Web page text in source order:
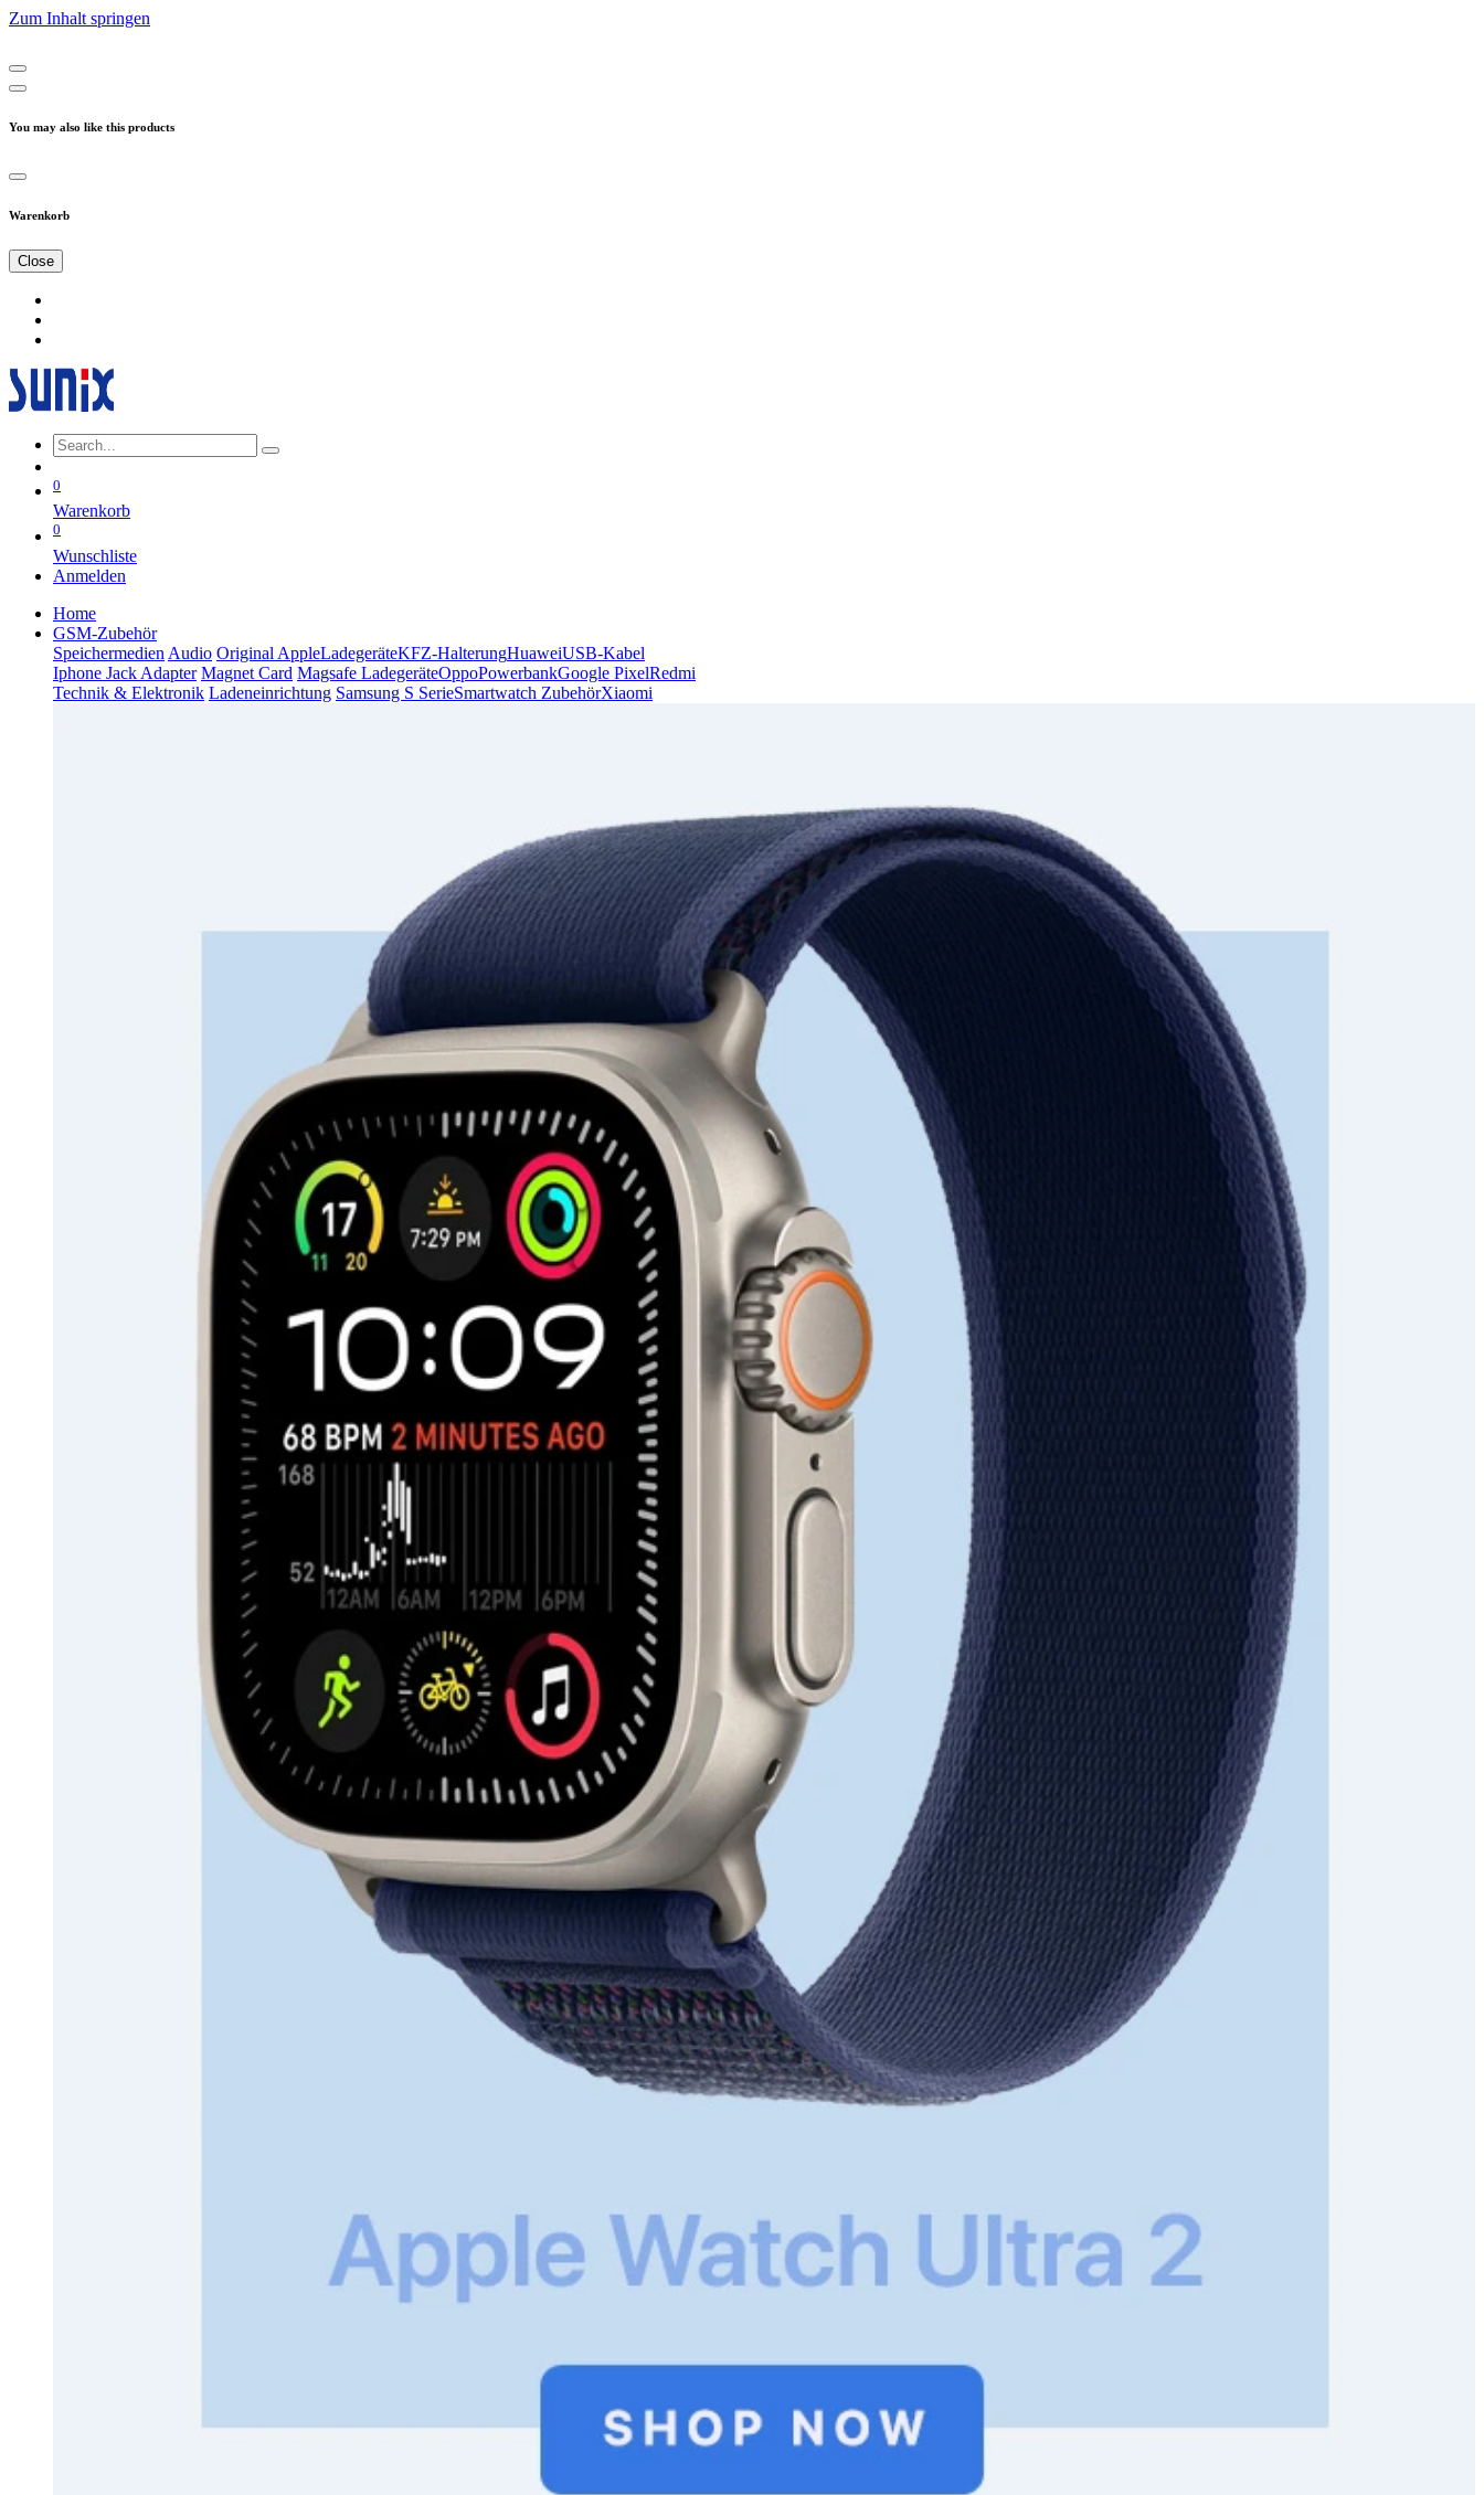
Zum Inhalt springen
You may also like this products
Warenkorb
Close
0
Warenkorb
0
Wunschliste
Anmelden
Home
GSM-Zubehör
Speichermedien Audio Original AppleLadegeräteKFZ-HalterungHuaweiUSB-Kabel
Iphone Jack Adapter Magnet Card Magsafe LadegeräteOppoPowerbankGoogle PixelRedmi
Technik & Elektronik Ladeneinrichtung Samsung S SerieSmartwatch ZubehörXiaomi